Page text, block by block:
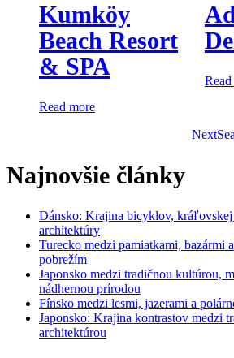
Kumköy
Beach Resort
& SPA
Read more
Next
Najnovšie články
Dánsko: Krajina bicyklov, kráľovskej
architektúry
Turecko medzi pamiatkami, bazármi
pobrežím
Japonsko medzi tradičnou kultúrou,
nádhernou prírodou
Fínsko medzi lesmi, jazerami a
Japonsko: Krajina kontrastov medzi
architektúrou